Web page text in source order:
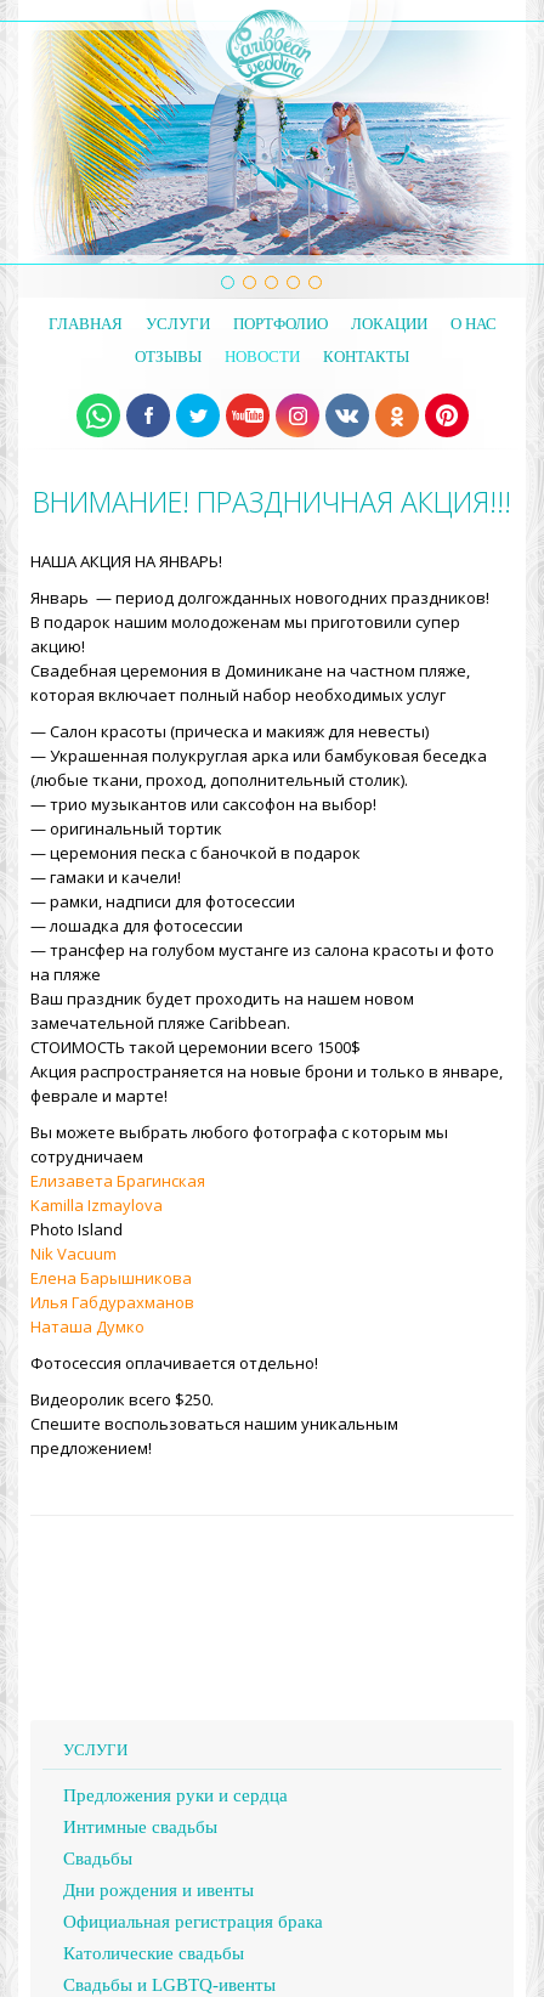
ГЛАВНАЯ УСЛУГИ ПОРТФОЛИО ЛОКАЦИИ
О НАС
ОТЗЫВЫ
НОВОСТИ КОНТАКТЫ
ВНИМАНИЕ! ПРАЗДНИЧНАЯ АКЦИЯ!!!
НАША АКЦИЯ НА ЯНВАРЬ!
Январь — период долгожданных новогодних праздников!
В подарок нашим молодоженам мы приготовили супер
акцию!
Свадебная церемония в Доминикане на частном пляже,
которая включает полный набор необходимых услуг
— Салон красоты (прическа и макияж для невесты)
— Украшенная полукруглая арка или бамбуковая беседка
(любые ткани, проход, дополнительный столик).
— трио музыкантов или саксофон на выбор!
— оригинальный тортик
— церемония песка с баночкой в подарок
— гамаки и качели!
— рамки, надписи для фотосессии
— лошадка для фотосессии
— трансфер на голубом мустанге из салона красоты и фото
на пляже
Ваш праздник будет проходить на нашем новом
замечательной пляже Caribbean.
СТОИМОСТЬ такой церемонии всего 1500$
Акция распространяется на новые брони и только в январе,
феврале и марте!
Вы можете выбрать любого фотографа с которым мы
сотрудничаем
Елизавета Брагинская
Kamilla Izmaylova
Photo Island
Nik Vacuum
Елена Барышникова
Илья Габдурахманов
Наташа Думко
Фотосессия оплачивается отдельно!
Видеоролик всего $250.
Спешите воспользоваться нашим уникальным
предложением!
УСЛУГИ
Предложения руки и сердца
Интимные свадьбы
Свадьбы
Дни рождения и ивенты
Официальная регистрация брака
Католические свадьбы
Свадьбы и LGBTQ-ивенты